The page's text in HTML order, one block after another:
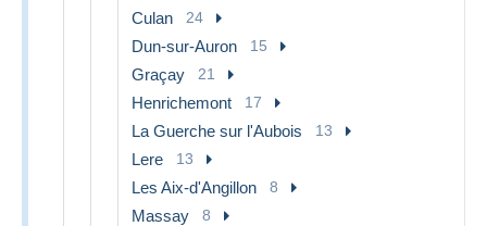
Culan 24
Dun-sur-Auron 15
Graçay 21
Henrichemont 17
La Guerche sur l'Aubois 13
Lere 13
Les Aix-d'Angillon 8
Massay 8